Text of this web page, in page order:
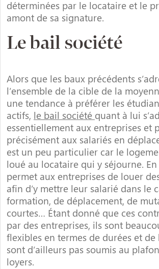
déterminées par le locataire et le
amont de sa signature.
Le bail société
Alors que les baux précédents
l’ensemble de la cible de la
une tendance à préférer les
actifs, le bail société quant à lui
essentiellement aux entreprises et
précisément aux salariés en
est un peu particulier car le
loué au locataire qui y séjourne.
permet aux entreprises de louer
afin d’y mettre leur salarié dans le
formation, de déplacement, de
courtes… Étant donné que ces
par des entreprises, ils sont
flexibles en termes de durées et de
sont d’ailleurs pas soumis au
loyers.